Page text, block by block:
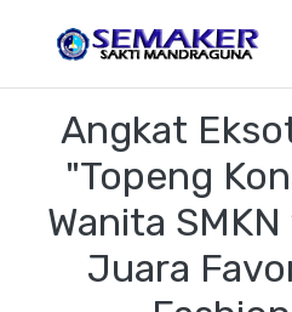
Angkat
"Topeng
Wanita
Juara